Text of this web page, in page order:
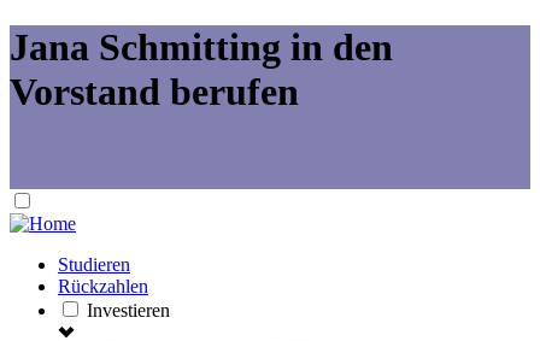
Jana Schmitting in den
Vorstand berufen
Studieren
Rückzahlen
Investieren